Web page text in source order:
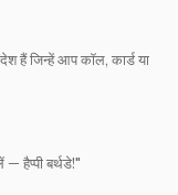
हैं जिन्हें आप कॉल, कार्ड या
हैप्पी बर्थडे!"